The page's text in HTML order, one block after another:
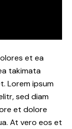
et ea
takimata
Lorem ipsum
sed diam
et dolore
At vero eos et